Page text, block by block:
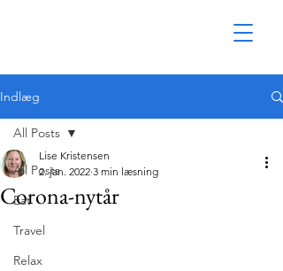
Indlæg
All Posts
Eat
Travel
Relax
All Posts
Corona-nytår
Lise Kristensen
2. jan. 2022 3 min læsning